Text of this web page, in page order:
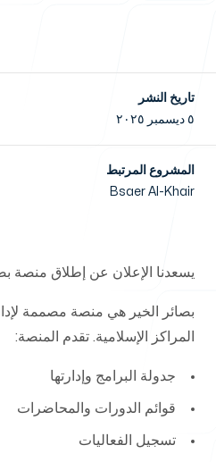
الأخبار
تواصل معنا
خدماتنا
تاريخ النشر
٥ ديسمبر ٢٠٢٥
المشروع المرتبط
Bsaer Al-Khair
يسعدنا الإعلان عن إطلاق منصة
بصائر الخير هي منصة مصممة
المراكز الإسلامية. تقدم المنصة:
جدولة البرامج وإدارتها
قوائم الدورات والمحاضرات
تسجيل الفعاليات